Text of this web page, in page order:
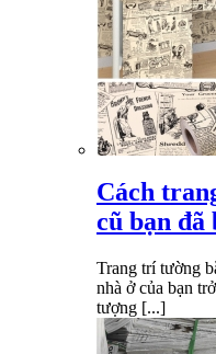
Cách
cũ bạn đã
Trang trí tường
nhà ở của bạn
tượng [...]